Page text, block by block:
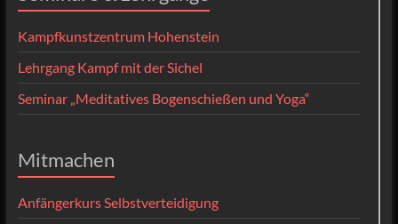
Kampfkunstzentrum Hohenstein
Lehrgang Kampf mit der Sichel
Seminar „Meditatives Bogenschießen und Yoga“
Mitmachen
Anfängerkurs Selbstverteidigung